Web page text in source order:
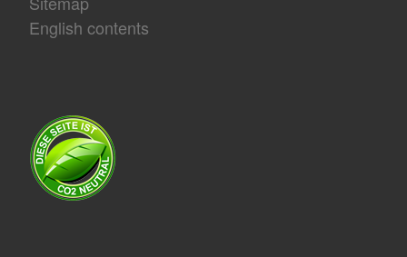
English contents